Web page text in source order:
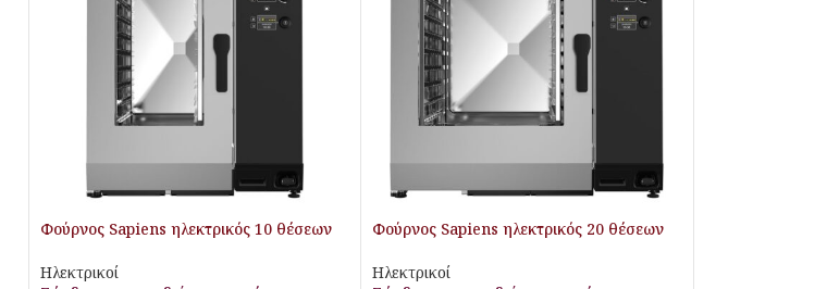
Φούρνος Sapiens ηλεκτρικός 10 θέσεων
Ηλεκτρικοί
Φούρνος Sapiens ηλεκτρικός 20 θέσεων
Ηλεκτρικοί